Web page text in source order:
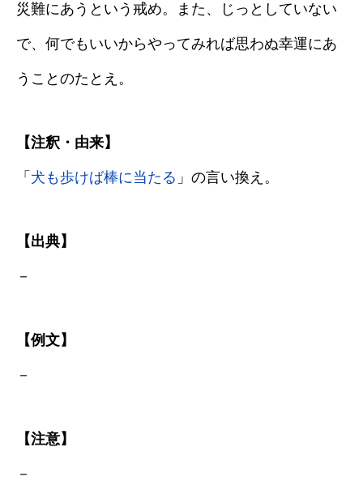
災難にあうという戒め。また、じっとしていない
で、何でもいいからやってみれば思わぬ幸運にあ
うことのたとえ。
【注釈・由来】
「 犬も歩けば棒に当たる 」の言い換え。
【出典】
－
【例文】
－
【注意】
－